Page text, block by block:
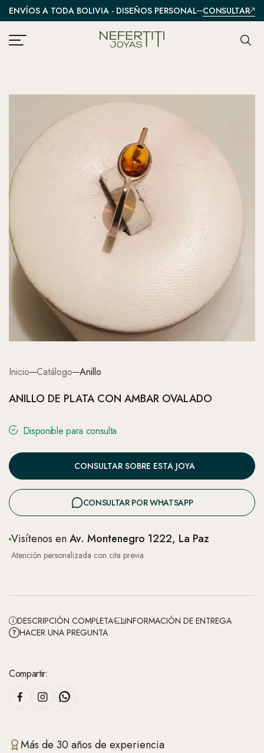
ENVÍOS A TODA BOLIVIA - DISEÑOS PERSONALIZADOS
CONSULTAR
Inicio Catálogo Anillo
ANILLO DE PLATA CON AMBAR OVALADO
Disponible para consulta
CONSULTAR SOBRE ESTA JOYA
CONSULTAR POR WHATSAPP
Visítenos enAv. Montenegro 1222, La Paz
Atención personalizada con cita previa
DESCRIPCIÓN COMPLETA
INFORMACIÓN DE ENTREGA
HACER UNA PREGUNTA
Compartir:
Más de 30 años de experiencia